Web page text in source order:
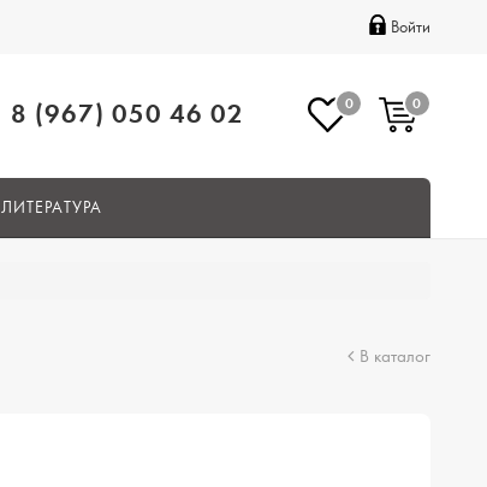
Войти
8 (967) 050 46 02 0 0
ЛИТЕРАТУРА
В каталог